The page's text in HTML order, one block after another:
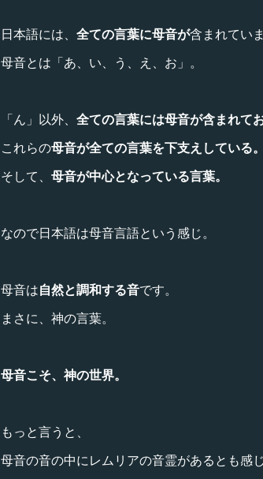
日本語には、 全ての言葉に母音が含まれていま
母音とは「あ、い、う、え、お」。
「ん」以外、 全ての言葉には母音が含まれてお
これらの母音が全ての言葉を下支えしている。
そして、 母音が中心となっている言葉。
なので日本語は母音言語という感じ。
母音は自然と調和する音です。
まさに、神の言葉。
母音こそ、神の世界。
もっと言うと、
母音の音の中にレムリアの音霊があるとも感じ